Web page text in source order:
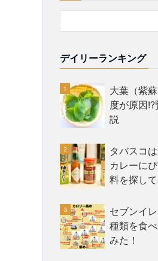
デイリーランキング
大葉（紫
度が原因
説
タバスコ
カレーに
料を探して
セブンイ
種類を食
みた！